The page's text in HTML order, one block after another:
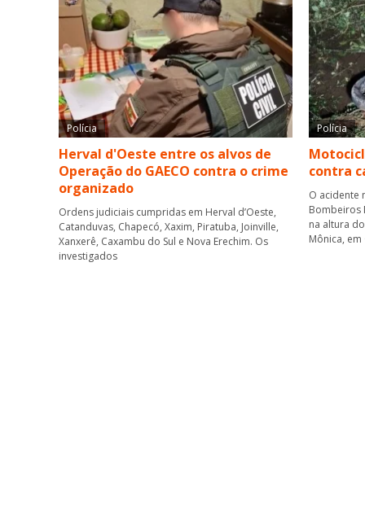
Polícia
Herval d'Oeste entre os alvos de
Operação do GAECO contra o crime
organizado
Ordens judiciais cumpridas em Herval d’Oeste,
Catanduvas, Chapecó, Xaxim, Piratuba, Joinville,
Xanxerê, Caxambu do Sul e Nova Erechim. Os
investigados
Polícia
contra
O acidente
Bombeiros
na altura
Mônica,